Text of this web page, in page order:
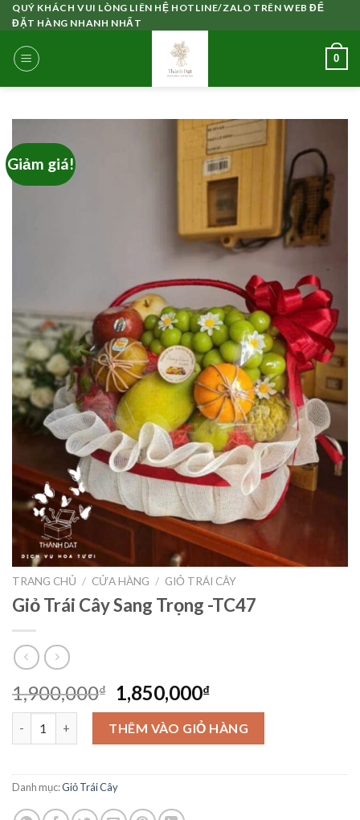
Skip
to
content
QUÝ KHÁCH VUI LÒNG LIÊN HỆ HOTLINE/ZALO TRÊN WEB ĐỂ
ĐẶT HÀNG NHANH NHẤT
0
Giảm giá!
TRANG CHỦ / CỬA HÀNG / GIỎ TRÁI CÂY
Giỏ Trái Cây Sang Trọng -TC47
1,900,000₫
Giá
gốc
là:
1,900,000₫.
1,850,000₫Giá
hiện
tại
là:
1,850,000₫.
Giỏ Trái Cây Sang Trọng -TC47 số lượng
THÊM VÀO GIỎ HÀNG
Danh mục:Giỏ Trái Cây